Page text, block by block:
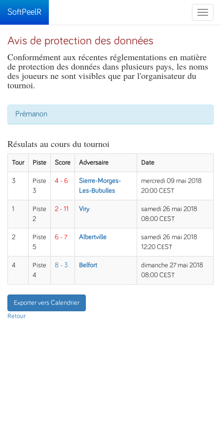
Toggle
SoftPeelR
Avis de protection des données
Conformément aux récentes réglementations en matière
de protection des données dans plusieurs pays, les noms
des joueurs ne sont visibles que par l'organisateur du
tournoi.
Prémanon
Résulats au cours du tournoi
Tour Piste Score Adversaire Date
3
Piste
3
4 - 6
Sierre-Morges-
Les-Bubulles
mercredi 09 mai 2018
20:00 CEST
1
Piste
2
2 - 11 Viry
samedi 26 mai 2018
08:00 CEST
2
Piste
5
6 - 7 Albertville
samedi 26 mai 2018
12:20 CEST
4
Piste
4
8 - 3 Belfort
dimanche 27 mai 2018
08:00 CEST
Exporter vers Calendrier
Retour